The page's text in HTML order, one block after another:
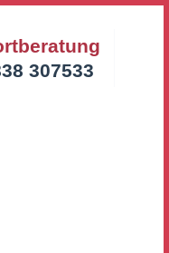
307533